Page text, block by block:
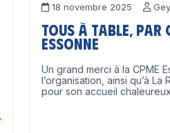
18 novembre 2025
Tous à table, par
Essonne
Un grand merci à la CPME
l’organisation, ainsi qu’à La
pour son accueil